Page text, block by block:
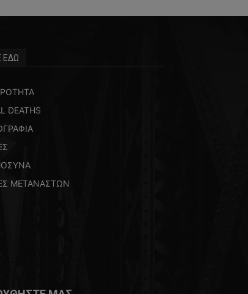
ΕΔΩ
DEATHS
ΜΕΤΑΝΑΣΤΩΝ